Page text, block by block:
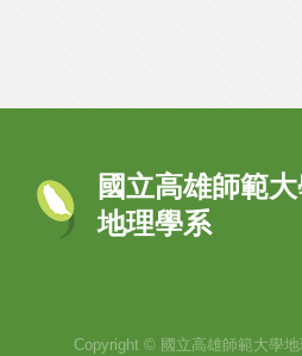
國立高雄師範
地理學系
Copyright © 國立高雄師範大學